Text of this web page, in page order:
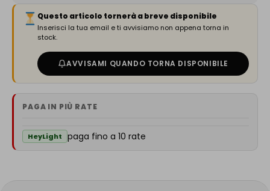
Questo articolo tornerà a breve disponibile
Inserisci la tua email e ti avvisiamo non appena torna in
stock.
AVVISAMI QUANDO TORNA DISPONIBILE
PAGA IN PIÙ RATE
HeyLight paga fino a 10 rate